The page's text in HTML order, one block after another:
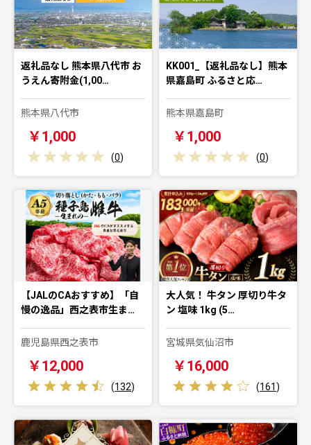
返礼品なし 熊本県八代市 お
うえん寄附金(1,00…
熊本県八代市
￥1,000
(0)
KK001_【返礼品なし】熊本
県嘉島町 ふるさと応…
熊本県嘉島町
￥1,000
(0)
【JALのCAおすすめ】「自
慢の逸品」西之表市生ま…
鹿児島県西之表市
￥12,000
(132)
大人気！ 牛タン 厚切り牛タ
ン 塩味 1kg (5…
宮城県気仙沼市
￥16,000
(161)